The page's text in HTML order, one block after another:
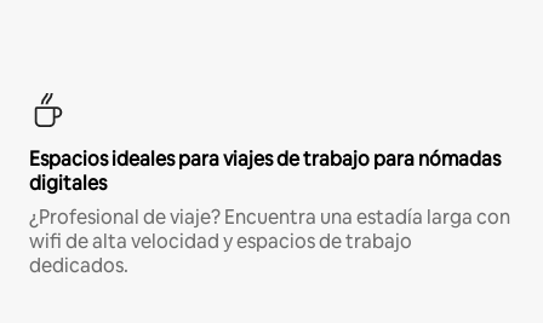
Espacios ideales para viajes de trabajo para nómadas
digitales
¿Profesional de viaje? Encuentra una estadía larga con
wifi de alta velocidad y espacios de trabajo
dedicados.